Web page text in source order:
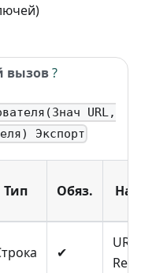
вызов?
URL,
Экспорт
Тип Обяз.
✔